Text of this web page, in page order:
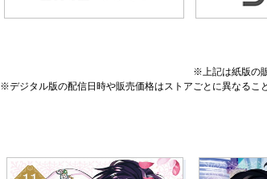
※上記は紙版の
※デジタル版の配信日時や販売価格はストアごとに異なるこ